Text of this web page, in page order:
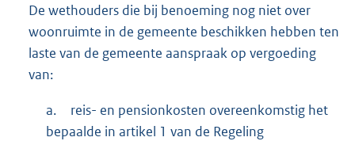
De wethouders die bij benoeming nog niet over
woonruimte in de gemeente beschikken hebben ten
laste van de gemeente aanspraak op vergoeding
van:
a.
reis- en pensionkosten overeenkomstig het
bepaalde in artikel 1 van de Regeling